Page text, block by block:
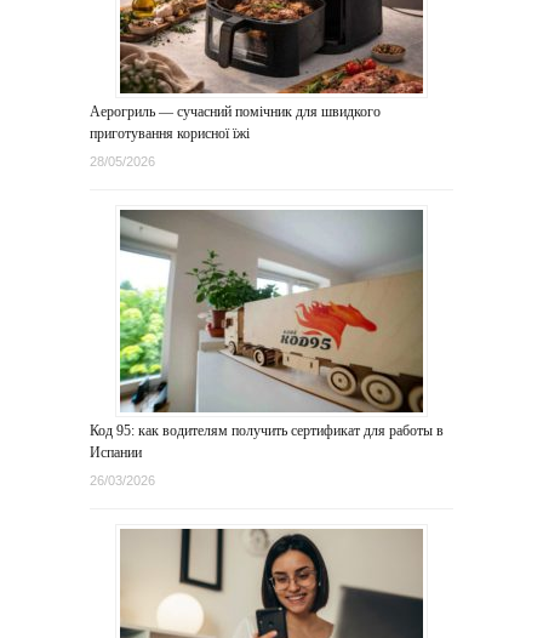
Аерогриль — сучасний помічник для швидкого
приготування корисної їжі
28/05/2026
Код 95: как водителям получить сертификат для работы в
Испании
26/03/2026